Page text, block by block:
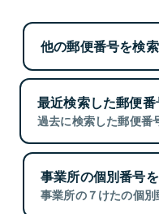
他の郵便番号を検
最近検索した郵便番
過去に検索した郵便番
事業所の個別番号
事業所の７けたの個別